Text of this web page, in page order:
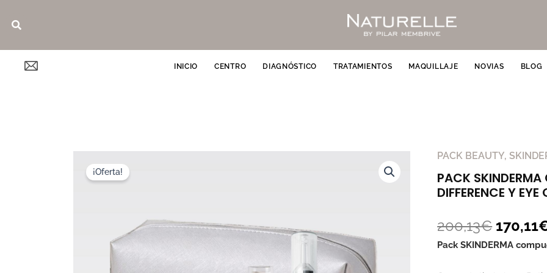
Buscar
INICIO CENTRO DIAGNÓSTICO TRATAMIENTOS MAQUILLAJE NOVIAS BLOG
¡Oferta!
PACK BEAUTY,
PACK SKINDERMA
DIFFERENCE Y
200,13€
El
precio
170,11
Pack SKINDERMA
PACK
SKINDERMA
CREMA
SÉRUM